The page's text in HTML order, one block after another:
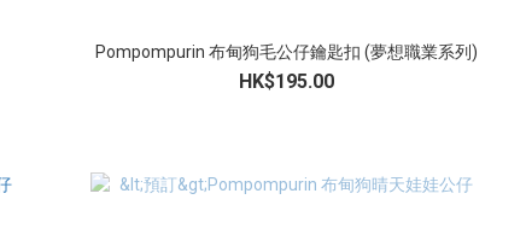
Pompompurin 布甸狗毛公仔鑰匙扣 (夢想職業系列)
HK$195.00